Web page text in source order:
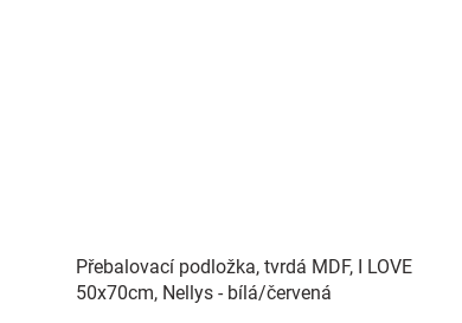
Přebalovací podložka, tvrdá MDF, I LOVE
50x70cm, Nellys - bílá/červená